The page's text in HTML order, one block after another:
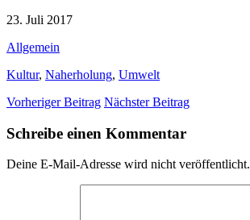
23. Juli 2017
Allgemein
Kultur, Naherholung, Umwelt
Vorheriger Beitrag Nächster Beitrag
Schreibe einen Kommentar
Deine E-Mail-Adresse wird nicht veröffentlicht.